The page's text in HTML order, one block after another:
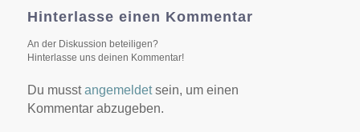
Hinterlasse einen Kommentar
An der Diskussion beteiligen?
Hinterlasse uns deinen Kommentar!
Du musstangemeldetsein, um einen
Kommentar abzugeben.